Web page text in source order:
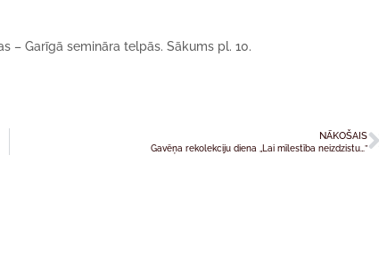
– Garīgā semināra telpās. Sākums pl. 10.
NĀKOŠAIS
Gavēņa rekolekciju diena „Lai mīlestība neizdzistu…”